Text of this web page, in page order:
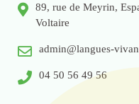
89, rue de Meyrin,
Voltaire
admin@langues-
04 50 56 49 56